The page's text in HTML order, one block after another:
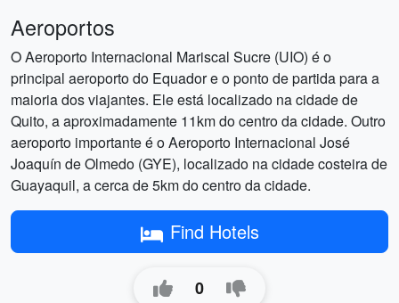
Aeroportos
O Aeroporto Internacional Mariscal Sucre (UIO) é o
principal aeroporto do Equador e o ponto de partida para a
maioria dos viajantes. Ele está localizado na cidade de
Quito, a aproximadamente 11km do centro da cidade. Outro
aeroporto importante é o Aeroporto Internacional José
Joaquín de Olmedo (GYE), localizado na cidade costeira de
Guayaquil, a cerca de 5km do centro da cidade.
Find Hotels
0